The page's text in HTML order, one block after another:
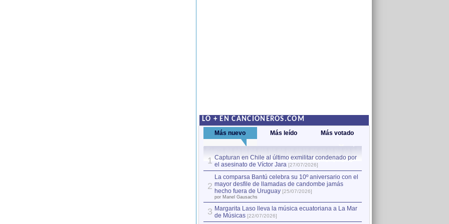
LO + EN CANCIONEROS.COM
Más nuevo Más leído Más votado
1 Capturan en Chile al último exmilitar condenado por
el asesinato de Víctor Jara [27/07/2026]
2
La comparsa Bantú celebra su 10º aniversario con el
mayor desfile de llamadas de candombe jamás
hecho fuera de Uruguay [25/07/2026]
por Manel Gausachs
3 Margarita Laso lleva la música ecuatoriana a La Mar
de Músicas [22/07/2026]